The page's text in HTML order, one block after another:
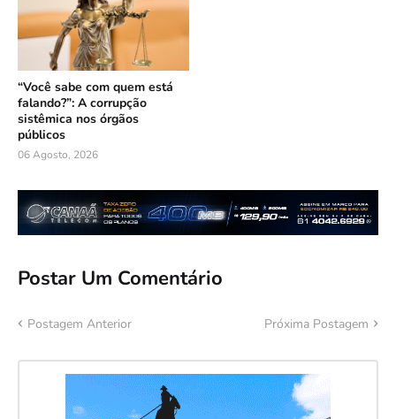
“Você sabe com quem está
falando?”: A corrupção
sistêmica nos órgãos
públicos
06 Agosto, 2026
Postar Um Comentário
Postagem Anterior Próxima Postagem